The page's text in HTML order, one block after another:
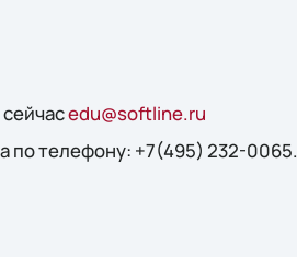
edu@softline.ru
по телефону: +7(495) 232-0065.